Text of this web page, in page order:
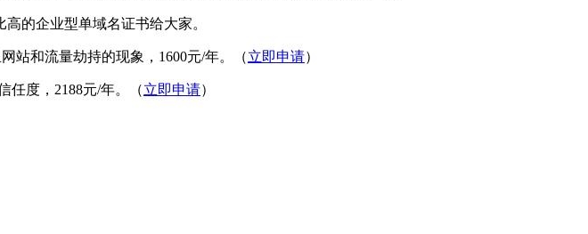
的企业型单域名证书给大家。
站和流量劫持的现象，1600元/年。（立即申请）
任度，2188元/年。（立即申请）